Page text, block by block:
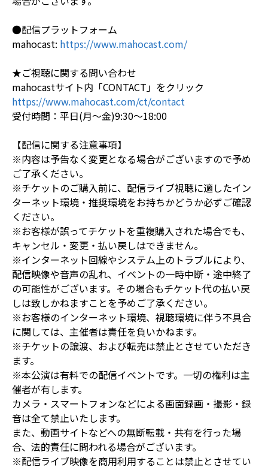
●配信プラットフォーム
mahocast: https://www.mahocast.com/
★ご視聴に関する問い合わせ
mahocastサイト内「CONTACT」をクリック
https://www.mahocast.com/ct/contact
受付時間：平日(月～金)9:30～18:00
【配信に関する注意事項】
※内容は予告なく変更となる場合がございますので予め
ご了承ください。
※チケットのご購入前に、配信ライブ視聴に適したイン
ターネット環境・推奨環境をお持ちかどうか必ずご確認
ください。
※お客様が誤ってチケットを重複購入された場合でも、
キャンセル・変更・払い戻しはできません。
※インターネット回線やシステム上のトラブルにより、
配信映像や音声の乱れ、イベントの一時中断・途中終了
の可能性がございます。その場合もチケット代の払い戻
しは致しかねますことを予めご了承ください。
※お客様のインターネット環境、視聴環境に伴う不具合
に関しては、主催者は責任を負いかねます。
※チケットの譲渡、および転売は禁止とさせていただき
ます。
※本公演は有料での配信イベントです。一切の権利は主
催者が有します。
カメラ・スマートフォンなどによる画面録画・撮影・録
音は全て禁止いたします。
また、動画サイトなどへの無断転載・共有を行った場
合、法的責任に問われる場合がございます。
※配信ライブ映像を商用利用することは禁止とさせてい